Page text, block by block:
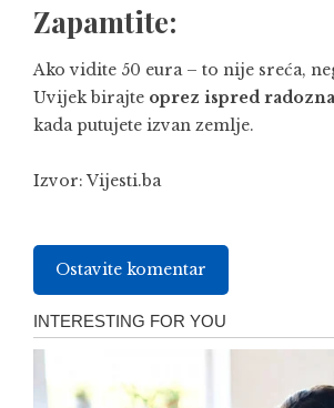
Zapamtite:
Ako vidite 50 eura – to nije sreća,
Uvijek birajte oprez ispred
kada putujete izvan zemlje.
Izvor:Vijesti.ba
Ostavite komentar